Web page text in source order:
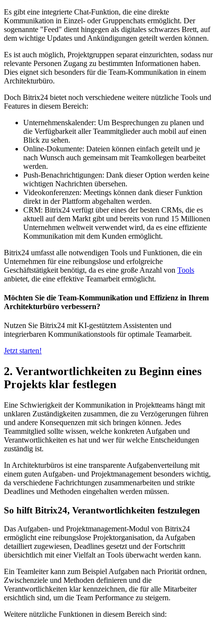
Es gibt eine integrierte Chat-Funktion, die eine direkte
Kommunikation in Einzel- oder Gruppenchats ermöglicht. Der
sogenannte "Feed" dient hingegen als digitales schwarzes Brett, auf
dem wichtige Updates und Ankündigungen geteilt werden können.
Es ist auch möglich, Projektgruppen separat einzurichten, sodass nur
relevante Personen Zugang zu bestimmten Informationen haben.
Dies eignet sich besonders für die Team-Kommunikation in einem
Architekturbüro.
Doch Bitrix24 bietet noch verschiedene weitere nützliche Tools und
Features in diesem Bereich:
Unternehmenskalender: Um Besprechungen zu planen und
die Verfügbarkeit aller Teammitglieder auch mobil auf einen
Blick zu sehen.
Online-Dokumente: Dateien können einfach geteilt und je
nach Wunsch auch gemeinsam mit Teamkollegen bearbeitet
werden.
Push-Benachrichtigungen: Dank dieser Option werden keine
wichtigen Nachrichten übersehen.
Videokonferenzen: Meetings können dank dieser Funktion
direkt in der Plattform abgehalten werden.
CRM: Bitrix24 verfügt über eines der besten CRMs, die es
aktuell auf dem Markt gibt und bereits von rund 15 Millionen
Unternehmen weltweit verwendet wird, da es eine effiziente
Kommunikation mit dem Kunden ermöglicht.
Bitrix24 umfasst alle notwendigen Tools und Funktionen, die ein
Unternehmen für eine reibungslose und erfolgreiche
Geschäftstätigkeit benötigt, da es eine große Anzahl von Tools
anbietet, die eine effektive Teamarbeit ermöglicht.
Möchten Sie die Team-Kommunikation und Effizienz in Ihrem
Architekturbüro verbessern?
Nutzen Sie Bitrix24 mit KI-gestütztem Assistenten und
integrierbaren Kommunikationstools für optimale Teamarbeit.
Jetzt starten!
2. Verantwortlichkeiten zu Beginn eines
Projekts klar festlegen
Eine Schwierigkeit der Kommunikation in Projektteams hängt mit
unklaren Zuständigkeiten zusammen, die zu Verzögerungen führen
und andere Konsequenzen mit sich bringen können. Jedes
Teammitglied sollte wissen, welche konkreten Aufgaben und
Verantwortlichkeiten es hat und wer für welche Entscheidungen
zuständig ist.
In Architekturbüros ist eine transparente Aufgabenverteilung mit
einem guten Aufgaben- und Projektmanagement besonders wichtig,
da verschiedene Fachrichtungen zusammenarbeiten und strikte
Deadlines und Methoden eingehalten werden müssen.
So hilft Bitrix24, Verantwortlichkeiten festzulegen
Das Aufgaben- und Projektmanagement-Modul von Bitrix24
ermöglicht eine reibungslose Projektorganisation, da Aufgaben
detailliert zugewiesen, Deadlines gesetzt und der Fortschritt
übersichtlich mit einer Vielfalt an Tools überwacht werden kann.
Ein Teamleiter kann zum Beispiel Aufgaben nach Priorität ordnen,
Zwischenziele und Methoden definieren und die
Verantwortlichkeiten klar kennzeichnen, die für alle Mitarbeiter
ersichtlich sind, um die Team Performance zu steigern.
Weitere nützliche Funktionen in diesem Bereich sind: